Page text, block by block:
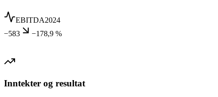
EBITDA2024
−583
−178,9 %
Inntekter og resultat